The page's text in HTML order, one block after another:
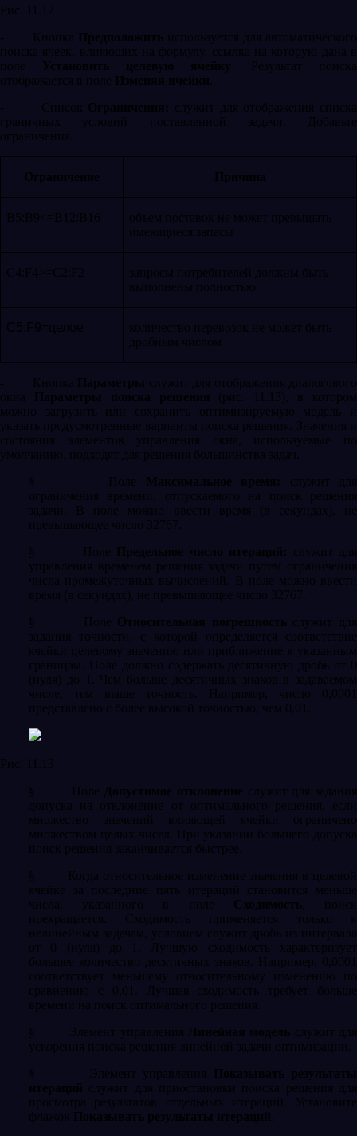
Рис. 11.12
-
Кнопка Предположитьиспользуется для автоматического
поиска ячеек, влияющих на формулу, ссылка на которую дана в
поле
Установить целевую ячейку . Результат поиска
отображается в поле Изменяя ячейки
-
Список Ограничения: служит для отображения списка
граничных условий поставленной задачи. Добавьте
ограничения.
Ограничение Причина
B5:B9<=B12:B16
объем поставок не может превышать
имеющиеся запасы
C4:F4>=C2:F2
запросы потребителей должны быть
выполнены полностью
C5: F9=целое
количество перевозок не может быть
дробным числом
- Кнопка Параметры служит для отображения диалогового
окна
Параметры поиска решения (рис. 11.13), в котором
можно загрузить или сохранить оптимизируемую модель и
указать предусмотренные варианты поиска решения. Значения и
состояния элементов управления окна, используемые по
умолчанию, подходят для решения большинства задач.
§
Поле Максимальное время: служит для
ограничения времени, отпускаемого на поиск решения
задачи. В поле можно ввести время (в секундах), не
превышающее число 32767.
§
Поле Предельное число итераций:
служит для
управления временем решения задачи путем ограничения
числа промежуточных вычислений. В поле можно ввести
время (в секундах), не превышающее число 32767.
§
Поле Относительная погрешностьслужит для
задания точности, с которой определяется соответствие
ячейки целевому значению или приближение к указанным
границам. Поле должно содержать десятичную дробь от 0
(нуля) до 1. Чем больше десятичных знаков в задаваемом
числе, тем выше точность. Например, число 0,0001
представлено с более высокой точностью, чем 0,01.
Рис. 11.13
§
Поле Допустимое отклонение служит для задания
допуска на отклонение от оптимального решения, если
множество значений влияющей ячейки ограничено
множеством целых чисел. При указании большего допуска
поиск решения заканчивается быстрее.
§
Когда относительное изменение значения в целевой
ячейке за последние пять итераций становится меньше
числа, указанного в поле Сходимость, поиск
прекращается. Сходимость применяется только к
нелинейным задачам, условием служит дробь из интервала
от 0 (нуля) до 1. Лучшую сходимость характеризует
большее количество десятичных знаков. Например, 0,0001
соответствует меньшему относительному изменению по
сравнению с 0,01. Лучшая сходимость требует больше
времени на поиск оптимального решения.
§
Элемент управления Линейная модель служит для
ускорения поиска решения линейной задачи оптимизации.
§
Элемент управления
Показывать результаты
итераций служит для приостановки поиска решения для
просмотра результатов отдельных итераций. Установите
флажок Показывать результаты итераций